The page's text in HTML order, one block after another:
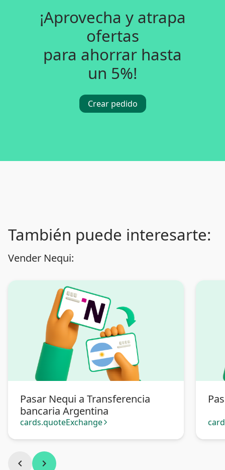
¡Aprovecha y atrapa
ofertas
para ahorrar hasta
un 5%!
Crear pedido
También puede interesarte:
Vender Nequi:
Pasar Nequi a Transferencia
bancaria Argentina
cards.quoteExchange arrow_forward_ios
chevron_left chevron_right